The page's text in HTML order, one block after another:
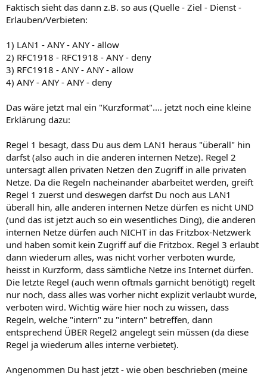
Faktisch sieht das dann z.B. so aus (Quelle - Ziel - Dienst -
Erlauben/Verbieten:
1) LAN1 - ANY - ANY - allow
2) RFC1918 - RFC1918 - ANY - deny
3) RFC1918 - ANY - ANY - allow
4) ANY - ANY - ANY - deny
Das wäre jetzt mal ein "Kurzformat".... jetzt noch eine kleine
Erklärung dazu:
Regel 1 besagt, dass Du aus dem LAN1 heraus "überall" hin
darfst (also auch in die anderen internen Netze). Regel 2
untersagt allen privaten Netzen den Zugriff in alle privaten
Netze. Da die Regeln nacheinander abarbeitet werden, greift
Regel 1 zuerst und deswegen darfst Du noch aus LAN1
überall hin, alle anderen internen Netze dürfen es nicht UND
(und das ist jetzt auch so ein wesentliches Ding), die anderen
internen Netze dürfen auch NICHT in das Fritzbox-Netzwerk
und haben somit kein Zugriff auf die Fritzbox. Regel 3 erlaubt
dann wiederum alles, was nicht vorher verboten wurde,
heisst in Kurzform, dass sämtliche Netze ins Internet dürfen.
Die letzte Regel (auch wenn oftmals garnicht benötigt) regelt
nur noch, dass alles was vorher nicht explizit verlaubt wurde,
verboten wird. Wichtig wäre hier noch zu wissen, dass
Regeln, welche "intern" zu "intern" betreffen, dann
entsprechend ÜBER Regel2 angelegt sein müssen (da diese
Regel ja wiederum alles interne verbietet).
Angenommen Du hast jetzt - wie oben beschrieben (meine